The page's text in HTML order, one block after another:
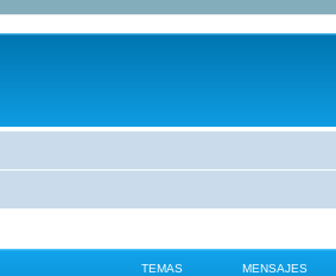
TEMAS MENSAJES